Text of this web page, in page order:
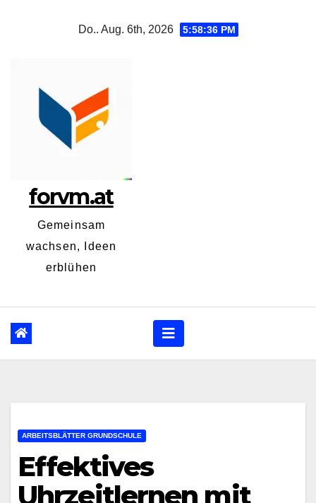
Do.. Aug. 6th, 2026 5:58:36 PM
forvm.at
Gemeinsam
wachsen, Ideen
erblühen
ARBEITSBLÄTTER GRUNDSCHULE
Effektives
Uhrzeitlernen mit